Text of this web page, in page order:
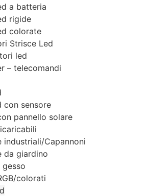
a batteria
rigide
colorate
Strisce Led
led
– telecomandi
con sensore
pannello solare
industriali/Capannoni
da giardino
colorati